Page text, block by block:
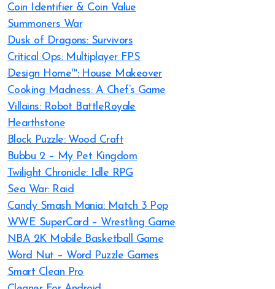
Coin Identifier & Coin Value
Summoners War
Dusk of Dragons: Survivors
Critical Ops: Multiplayer FPS
Design Home™: House Makeover
Cooking Madness: A Chef’s Game
Villains: Robot BattleRoyale
Hearthstone
Block Puzzle: Wood Craft
Bubbu 2 – My Pet Kingdom
Twilight Chronicle: Idle RPG
Sea War: Raid
Candy Smash Mania: Match 3 Pop
WWE SuperCard – Wrestling Game
NBA 2K Mobile Basketball Game
Word Nut – Word Puzzle Games
Smart Clean Pro